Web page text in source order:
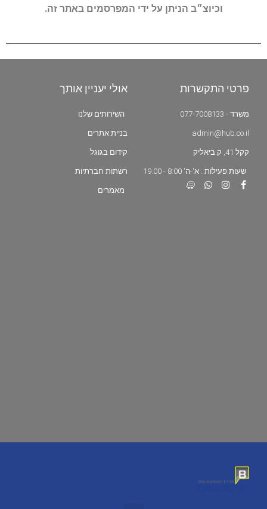
וכיוצ״ב הניתן על ידי המפרסמים באתר זה.
פרטי התקשרות
משרד - 077-7008133
admin@hub.co.il
קקל 41, ק.ביאליק
שעות פעילות : א'-ה' 8:00 - 19:00
אולי יעניין אותך
השירותים שלנו
בניית אתרים
קידום בגוגל
רשתות חברתיות
מאמרים